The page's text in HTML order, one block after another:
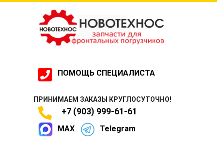
ПОМОЩЬ СПЕЦИАЛИСТА
ПРИНИМАЕМ ЗАКАЗЫ КРУГЛОСУТОЧНО!
+7 (903) 999-61-61
MAX Telegram